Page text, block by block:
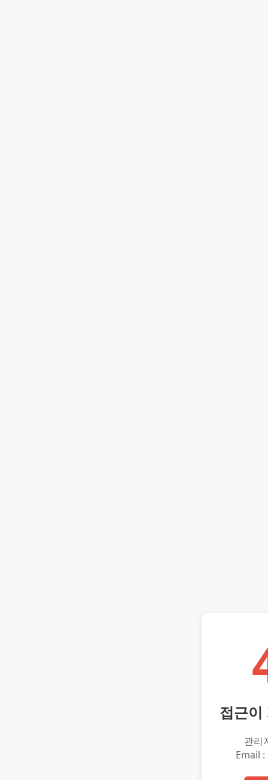
접근이
관리
Email